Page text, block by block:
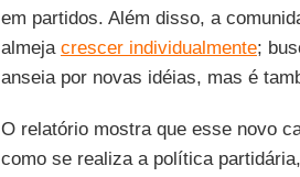
em partidos. Além disso, a
almeja crescer individualmente;
anseia por novas idéias, mas é
O relatório mostra que esse novo
como se realiza a política